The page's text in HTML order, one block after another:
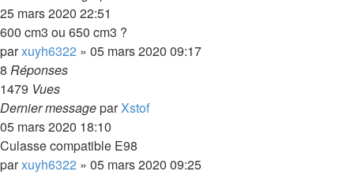
25 mars 2020 22:51
600 cm3 ou 650 cm3 ?
parxuyh6322 » 05 mars 2020 09:17
8 Réponses
1479 Vues
Dernier messageparXstof
05 mars 2020 18:10
Culasse compatible E98
parxuyh6322 » 05 mars 2020 09:25